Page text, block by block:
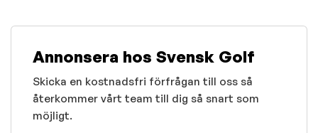
Annonsera hos Svensk Golf
Skicka en kostnadsfri förfrågan till oss så
återkommer vårt team till dig så snart som
möjligt.